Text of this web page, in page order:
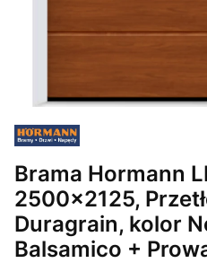
Brama Hormann
2500x2125,
Duragrain, kolor
Balsamico +